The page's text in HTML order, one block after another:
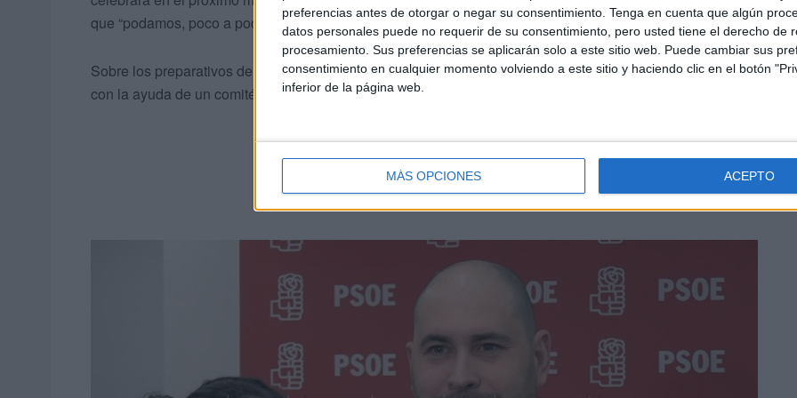
preferencias antes de otorgar o negar su consentimiento. Tenga en cuenta que algún
datos personales puede no requerir de su consentimiento, pero usted tiene el derecho de
procesamiento. Sus preferencias se aplicarán solo a este sitio web. Puede cambiar sus
consentimiento en cualquier momento volviendo a este sitio y haciendo clic en el botón
inferior de la página web.
MÁS OPCIONES ACEPTO
que “podamos, poco a poco, cohesionar al partido y reestructurarnos”, manifiesta Pérez Triano.
Sobre los preparativos del Congreso, aseguran que aún hay “bastante trabajo”, algo para que lo cuentan
con la ayuda de un comité organizador, así como de gran parte de la militancia.